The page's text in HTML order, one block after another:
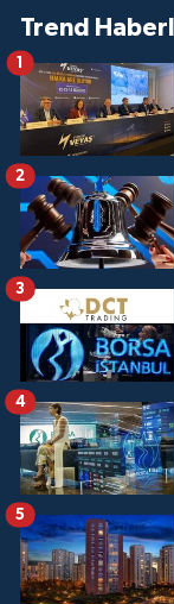
Trend
1
2
3
4
5